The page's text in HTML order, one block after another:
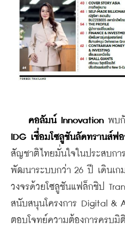
คอลัมน์ Innovation พบ
IDG เชื่อมโซลูชันลัดทรานส์ฟ
สัญชาติไทยมั่นใจในประสบกา
พัฒนาระบบกว่า 26 ปี เดินเก
วงจรด้วยโซลูชันแฟล็กชิป
สนับสนุนโครงการ Digital &
ตอบโจทย์ความต้องการครบมิติ